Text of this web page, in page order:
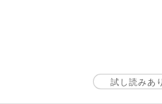
試し読みあり